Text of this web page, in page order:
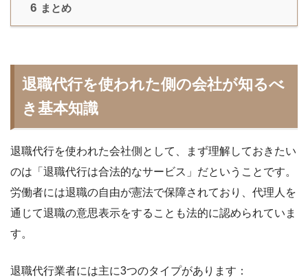
6 まとめ
退職代行を使われた側の会社が知るべ
き基本知識
退職代行を使われた会社側として、まず理解しておきたい
のは「退職代行は合法的なサービス」だということです。
労働者には退職の自由が憲法で保障されており、代理人を
通じて退職の意思表示をすることも法的に認められていま
す。
退職代行業者には主に3つのタイプがあります：